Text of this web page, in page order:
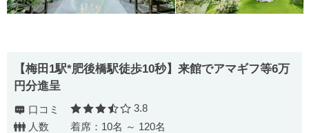
【梅田1駅*肥後橋駅徒歩10秒】来館でアマギフ等6万
円分進呈
口コミ 口コミ評価
3.8
人数
着席：10名 ～ 120名